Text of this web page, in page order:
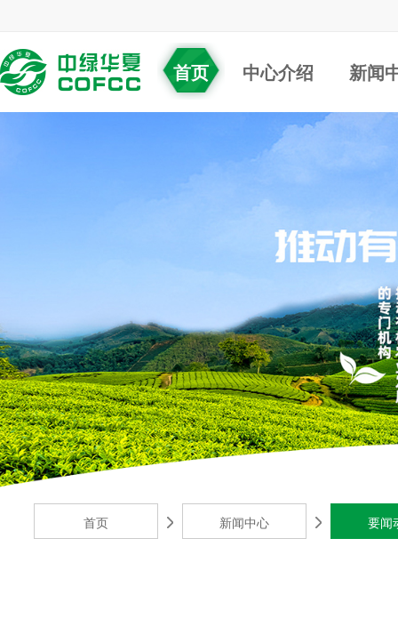
首页 中心介绍 新闻
首页 新闻中心 要闻